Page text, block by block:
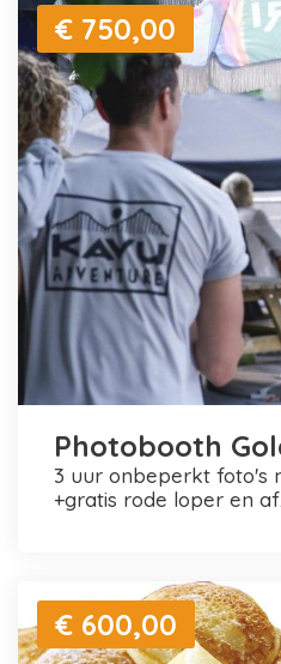
€ 750,00
Photobooth
3 uur onbeperkt foto's maken en printen
+gratis rode loper en
€ 600,00